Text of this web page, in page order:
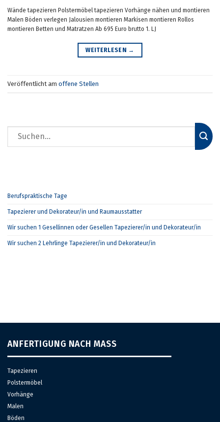
Wände tapezieren Polstermöbel tapezieren Vorhänge nähen und montieren
Malen Böden verlegen Jalousien montieren Markisen montieren Rollos
montieren Betten und Matratzen Ab 695 Euro brutto 1. LJ
WEITERLESEN →
Veröffentlicht am offene Stellen
Berufspraktische Tage
Tapezierer und Dekorateur/in und Raumausstatter
Wir suchen 1 Gesellinnen oder Gesellen Tapezierer/in und Dekorateur/in
Wir suchen 2 Lehrlinge Tapezierer/in und Dekorateur/in
ANFERTIGUNG NACH MASS
Tapezieren
Polstermöbel
Vorhänge
Malen
Böden